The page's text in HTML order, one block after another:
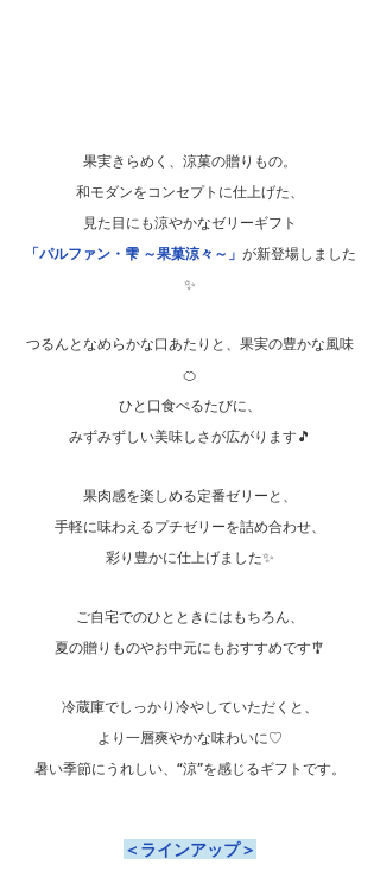
果実きらめく、涼菓の贈りもの。
和モダンをコンセプトに仕上げた、
見た目にも涼やかなゼリーギフト
「パルファン・雫 ～果菓涼々～」 が新登場しました
✨
つるんとなめらかな口あたりと、果実の豊かな風味
🍊
ひと口食べるたびに、
みずみずしい美味しさが広がります🎵
果肉感を楽しめる定番ゼリーと、
手軽に味わえるプチゼリーを詰め合わせ、
彩り豊かに仕上げました✨
ご自宅でのひとときにはもちろん、
夏の贈りものやお中元にもおすすめです🎐
冷蔵庫でしっかり冷やしていただくと、
より一層爽やかな味わいに♡
暑い季節にうれしい、“涼”を感じるギフトです。
＜ラインアップ＞